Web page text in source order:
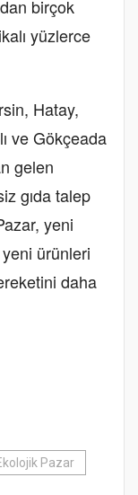
birçok
yüzlerce
Hatay,
ve Gökçeada
gelen
gıda talep
yeni
ürünleri
daha
Pazar